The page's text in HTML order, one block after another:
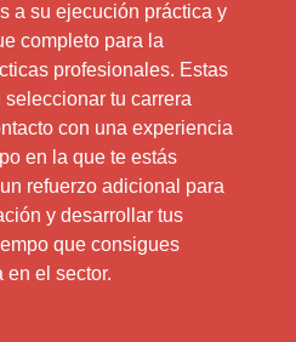
a su ejecución práctica y
completo para la
profesionales. Estas
tu carrera
con una experiencia
en la que te estás
refuerzo adicional para
y desarrollar tus
que consigues
en el sector.